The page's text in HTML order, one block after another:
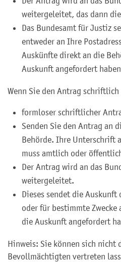
weitergeleitet, das dann
Das Bundesamt für Justiz
entweder an Ihre
Auskünfte direkt an die
Auskunft angefordert
Wenn Sie den Antrag
formloser schriftlicher
Senden Sie den Antrag an
Behörde. Ihre Unterschrift
muss amtlich oder
Der Antrag wird an das
weitergeleitet.
Dieses sendet die Auskunft
oder für bestimmte
die Auskunft angefordert
Hinweis: Sie können sich nicht
Bevollmächtigten vertreten